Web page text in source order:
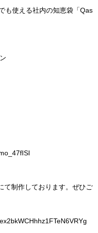
も使える社内の知恵袋「Qas
て制作しております。ぜひご